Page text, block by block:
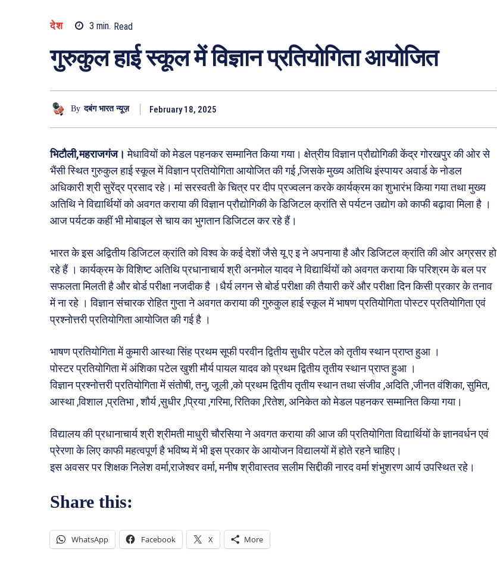
देश 3 min. Read
गुरुकुल हाई स्कूल में विज्ञान प्रतियोगिता आयोजित
By दबंग भारत न्यूज़ February 18, 2025
भिटौली,महराजगंज। मेधावियों को मेडल पहनकर सम्मानित किया गया। क्षेत्रीय विज्ञान प्रौद्योगिकी केंद्र गोरखपुर की ओर से
भैंसी स्थित गुरुकुल हाई स्कूल में विज्ञान प्रतियोगिता आयोजित की गई ,जिसके मुख्य अतिथि इंस्पायर अवार्ड के नोडल
अधिकारी श्री सुरेंद्र प्रसाद रहे। मां सरस्वती के चित्र पर दीप प्रज्वलन करके कार्यक्रम का शुभारंभ किया गया तथा मुख्य
अतिथि ने विद्यार्थियों को अवगत कराया की विज्ञान प्रौद्योगिकी के डिजिटल क्रांति से पर्यटन उद्योग को काफी बढ़ावा मिला है ।
आज पर्यटक कहीं भी मोबाइल से चाय का भुगतान डिजिटल कर रहे हैं।
भारत के इस अद्वितीय डिजिटल क्रांति को विश्व के कई देशों जैसे यू ए इ ने अपनाया है और डिजिटल क्रांति की ओर अग्रसर हो
रहे हैं । कार्यक्रम के विशिष्ट अतिथि प्रधानाचार्य श्री अनमोल यादव ने विद्यार्थियों को अवगत कराया कि परिश्रम के बल पर
सफलता मिलती है और बोर्ड परीक्षा नजदीक है ।धैर्य लगन से बोर्ड परीक्षा की तैयारी करें और परीक्षा दिन किसी प्रकार के तनाव
में ना रहे । विज्ञान संचारक रोहित गुप्ता ने अवगत कराया की गुरुकुल हाई स्कूल में भाषण प्रतियोगिता पोस्टर प्रतियोगिता एवं
प्रश्नोत्तरी प्रतियोगिता आयोजित की गई है ।
भाषण प्रतियोगिता में कुमारी आस्था सिंह प्रथम सूफी परवीन द्वितीय सुधीर पटेल को तृतीय स्थान प्राप्त हुआ ।
पोस्टर प्रतियोगिता में अंशिका पटेल खुशी मौर्य पायल यादव को प्रथम द्वितीय तृतीय स्थान प्राप्त हुआ ।
विज्ञान प्रश्नोत्तरी प्रतियोगिता में संतोषी, तनु, जूली ,को प्रथम द्वितीय तृतीय स्थान तथा संजीव ,अदिति ,जीनत वंशिका, सुमित,
आस्था ,विशाल ,प्रतिभा , शौर्य ,सुधीर ,प्रिया ,गरिमा, रितिका ,रितेश, अनिकेत को मेडल पहनकर सम्मानित किया गया।
विद्यालय की प्रधानाचार्य श्री श्रीमती माधुरी चौरसिया ने अवगत कराया की आज की प्रतियोगिता विद्यार्थियों के ज्ञानवर्धन एवं
प्रेरणा के लिए काफी महत्वपूर्ण है भविष्य में भी इस प्रकार के आयोजन विद्यालयों में होते रहने चाहिए।
इस अवसर पर शिक्षक निलेश वर्मा,राजेश्वर वर्मा, मनीष श्रीवास्तव सलीम सिद्दीकी नारद वर्मा शंभुशरण आर्य उपस्थित रहे।
Share this:
WhatsApp Facebook X More